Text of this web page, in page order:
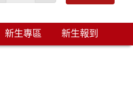
新生專區 新生報到